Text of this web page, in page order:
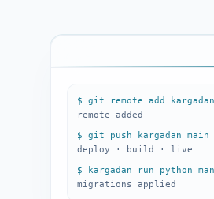
$ git remote add
remote added
$ git push kargadan main
deploy · build · live
$ kargadan run python
migrations applied